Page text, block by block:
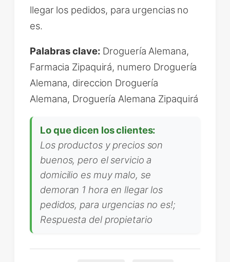
llegar los pedidos, para urgencias no
es.
Palabras clave: Droguería Alemana,
Farmacia Zipaquirá, numero Droguería
Alemana, direccion Droguería
Alemana, Droguería Alemana Zipaquirá
Lo que dicen los clientes:
Los productos y precios son
buenos, pero el servicio a
domicilio es muy malo, se
demoran 1 hora en llegar los
pedidos, para urgencias no es!;
Respuesta del propietario